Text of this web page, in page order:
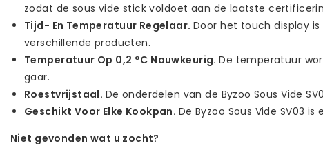
zodat de sous vide stick voldoet aan de laatste
Tijd- En Temperatuur Regelaar.Door het touch display
verschillende producten.
Temperatuur Op 0,2 °C Nauwkeurig.De temperatuur
gaar.
Roestvrijstaal. De onderdelen van de Byzoo Sous Vide
Geschikt Voor Elke Kookpan. De Byzoo Sous Vide SV03
Niet gevonden wat u zocht?